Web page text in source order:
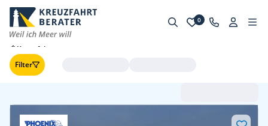
0
Kreuzfahrten
Filter